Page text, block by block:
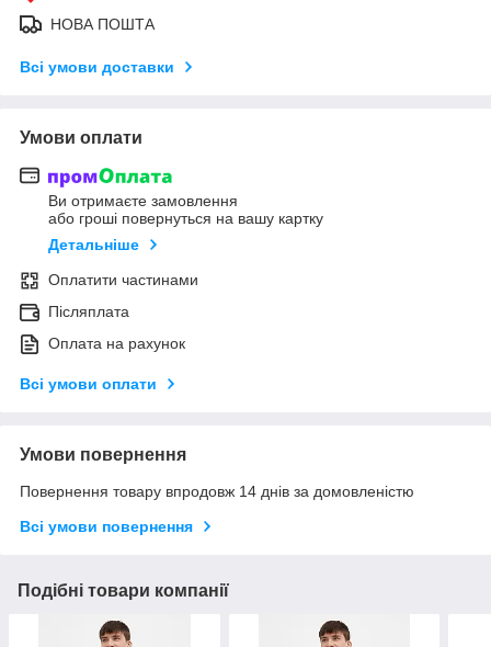
НОВА ПОШТА
Всі умови доставки
Умови оплати
Ви отримаєте замовлення
або гроші повернуться на вашу картку
Детальніше
Оплатити частинами
Післяплата
Оплата на рахунок
Всі умови оплати
Умови повернення
Повернення товару впродовж 14 днів за домовленістю
Всі умови повернення
Подібні товари компанії